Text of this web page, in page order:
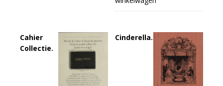
Cahier
Collectie.
Cinderella.